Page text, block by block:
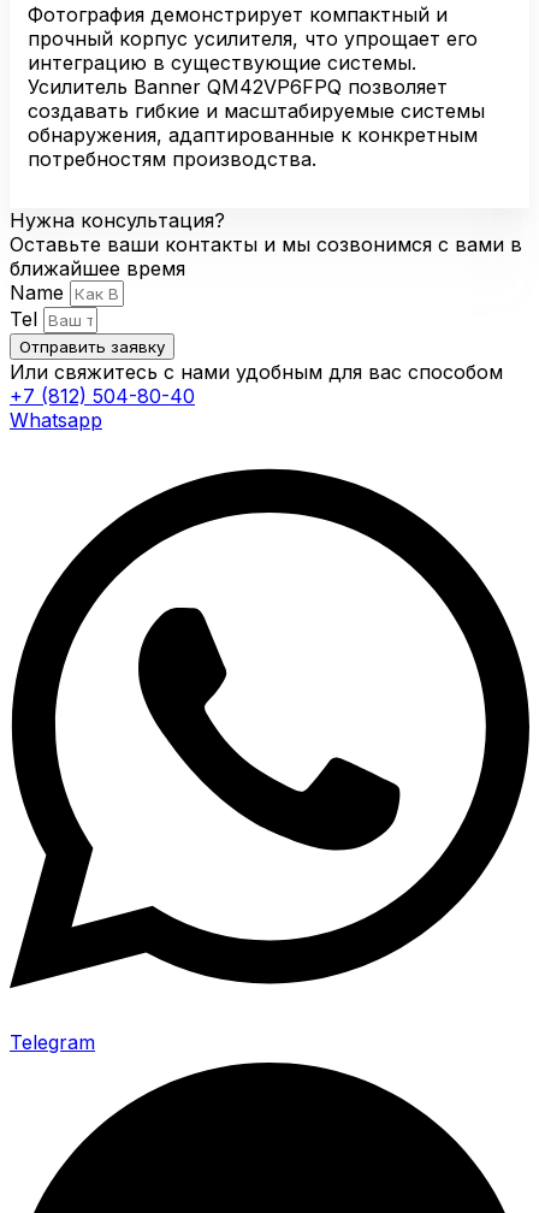
Фотография демонстрирует компактный и
прочный корпус усилителя, что упрощает его
интеграцию в существующие системы.
Усилитель Banner QM42VP6FPQ позволяет
создавать гибкие и масштабируемые системы
обнаружения, адаптированные к конкретным
потребностям производства.
Нужна консультация?
Оставьте ваши контакты и мы созвонимся с вами в
ближайшее время
Name
Tel
Отправить заявку
Или свяжитесь с нами удобным для вас способом
+7 (812) 504-80-40
Whatsapp
Telegram